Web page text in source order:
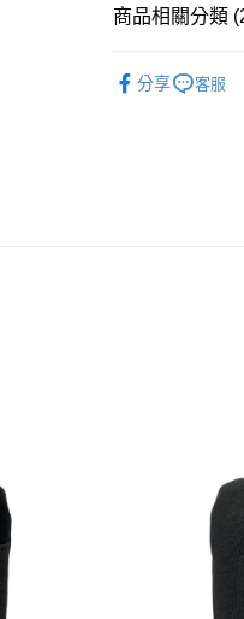
7-11取貨付款
付款後7-11取貨
商品相關分類
分享 客服